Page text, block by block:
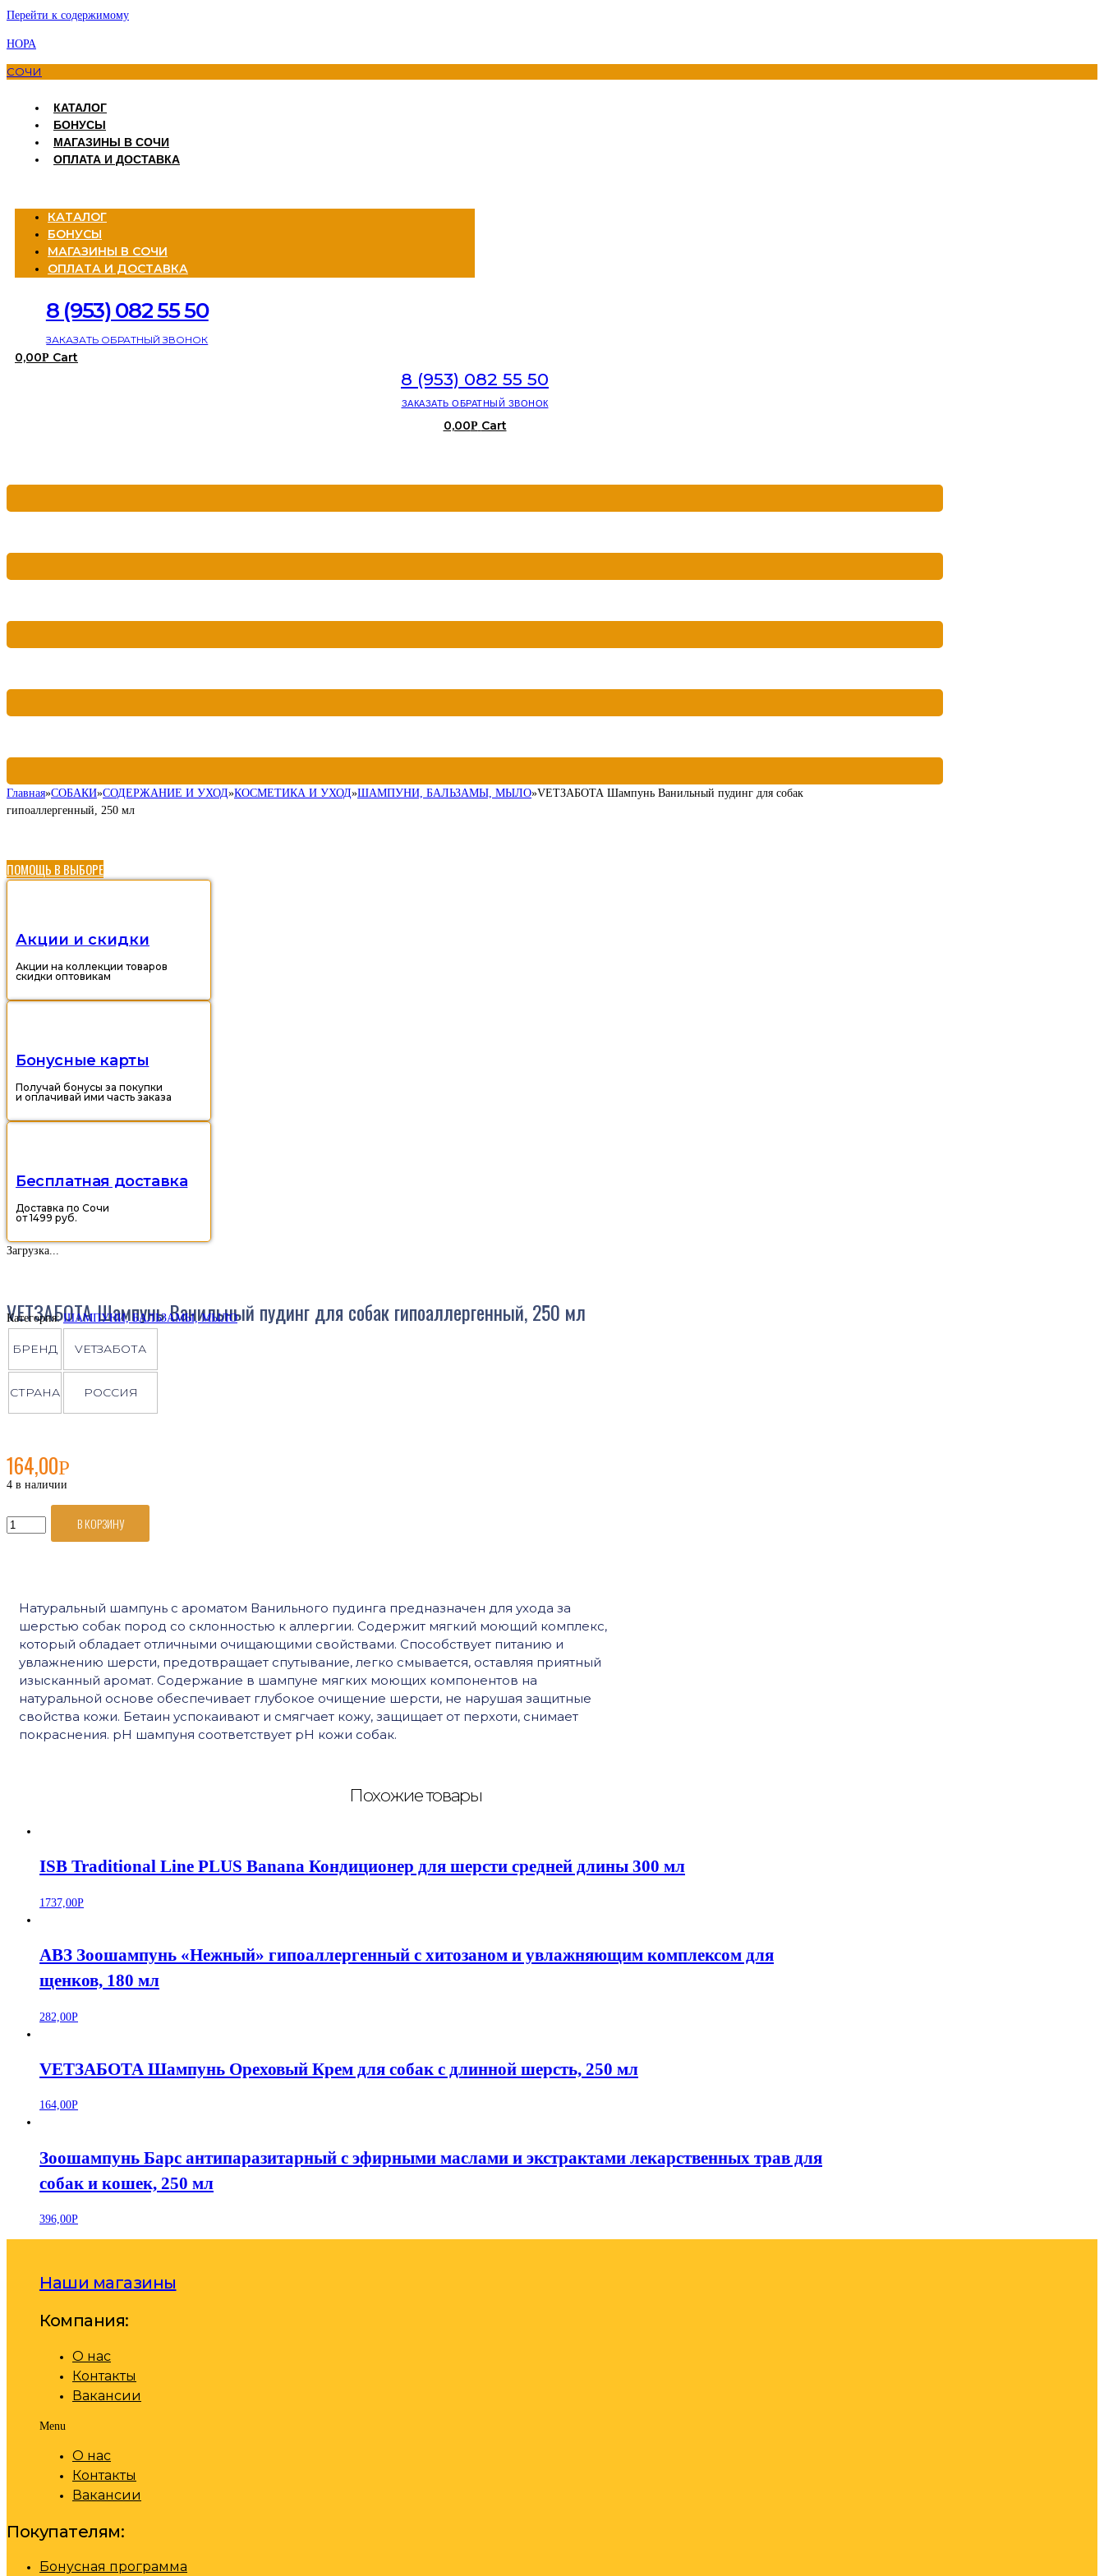
Перейти к содержимому
НОРА
СОЧИ
КАТАЛОГ
БОНУСЫ
МАГАЗИНЫ В СОЧИ
ОПЛАТА И ДОСТАВКА
КАТАЛОГ
БОНУСЫ
МАГАЗИНЫ В СОЧИ
ОПЛАТА И ДОСТАВКА
8 (953) 082 55 50
ЗАКАЗАТЬ ОБРАТНЫЙ ЗВОНОК
0,00Р Cart
8 (953) 082 55 50
ЗАКАЗАТЬ ОБРАТНЫЙ ЗВОНОК
0,00Р Cart
Главная»СОБАКИ»СОДЕРЖАНИЕ И УХОД»КОСМЕТИКА И УХОД»ШАМПУНИ, БАЛЬЗАМЫ, МЫЛО»VETЗАБОТА Шампунь Ванильный пудинг для собак
гипоаллергенный, 250 мл
ПОМОЩЬ В ВЫБОРЕ
Акции и скидки
Акции на коллекции товаров
скидки оптовикам
Бонусные карты
Получай бонусы за покупки
и оплачивай ими часть заказа
Бесплатная доставка
Доставка по Сочи
от 1499 руб.
Загрузка...
VETЗАБОТА Шампунь Ванильный пудинг для собак гипоаллергенный, 250 мл
Категория:ШАМПУНИ, БАЛЬЗАМЫ, МЫЛО
БРЕНД VETЗАБОТА
СТРАНА РОССИЯ
164,00Р
4 в наличии
Количество
пудинг
для
собак
гипоаллергенный,
250
В КОРЗИНУ
Натуральный шампунь с ароматом Ванильного пудинга предназначен для ухода за
шерстью собак пород со склонностью к аллергии. Содержит мягкий моющий комплекс,
который обладает отличными очищающими свойствами. Способствует питанию и
увлажнению шерсти, предотвращает спутывание, легко смывается, оставляя приятный
изысканный аромат. Содержание в шампуне мягких моющих компонентов на
натуральной основе обеспечивает глубокое очищение шерсти, не нарушая защитные
свойства кожи. Бетаин успокаивают и смягчает кожу, защищает от перхоти, снимает
покраснения. pH шампуня соответствует pH кожи собак.
Похожие товары
ISB Traditional Line PLUS Banana Кондиционер для шерсти средней длины 300 мл
1737,00Р
АВЗ Зоошампунь «Нежный» гипоаллергенный с хитозаном и увлажняющим комплексом для
щенков, 180 мл
282,00Р
VETЗАБОТА Шампунь Ореховый Крем для собак с длинной шерсть, 250 мл
164,00Р
Зоошампунь Барс антипаразитарный с эфирными маслами и экстрактами лекарственных трав для
собак и кошек, 250 мл
396,00Р
Наши магазины
Компания:
О нас
Контакты
Вакансии
Menu
О нас
Контакты
Вакансии
Покупателям:
Бонусная программа